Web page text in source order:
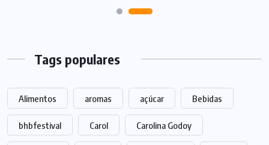
Tags populares
Alimentos aromas açúcar Bebidas
bhbfestival Carol Carolina Godoy